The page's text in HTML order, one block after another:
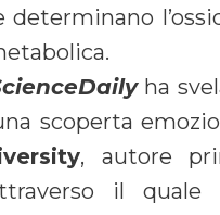
ha
scoperta
, autore
il quale